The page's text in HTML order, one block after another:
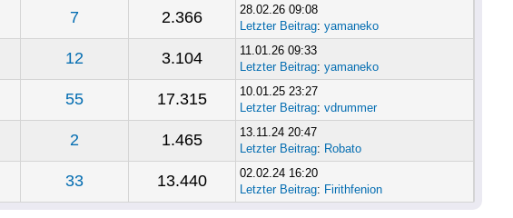
7 2.366
28.02.26 09:08
Letzter Beitrag: yamaneko
12 3.104
11.01.26 09:33
Letzter Beitrag: yamaneko
55 17.315
10.01.25 23:27
Letzter Beitrag: vdrummer
2 1.465
13.11.24 20:47
Letzter Beitrag: Robato
33 13.440
02.02.24 16:20
Letzter Beitrag: Firithfenion